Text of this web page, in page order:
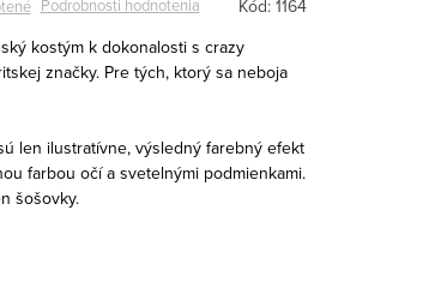
Podrobnosti hodnotenia Kód: 1164
kostým k dokonalosti s crazy
značky. Pre tých, ktorý sa neboja
len ilustratívne, výsledný farebný efekt
farbou očí a svetelnými podmienkami.
šošovky.